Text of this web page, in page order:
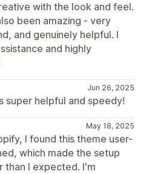
with the look and feel.
been amazing - very
and genuinely helpful. I
and highly
Jun 26, 2025
super helpful and speedy!
May 18, 2025
I found this theme user-
which made the setup
than I expected. I'm